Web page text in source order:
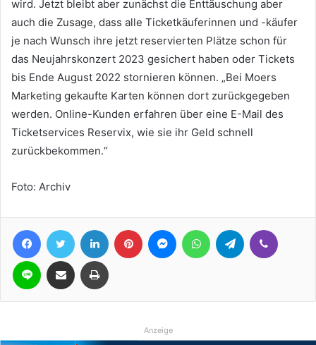
wird. Jetzt bleibt aber zunächst die Enttäuschung aber
auch die Zusage, dass alle Ticketkäuferinnen und -käufer
je nach Wunsch ihre jetzt reservierten Plätze schon für
das Neujahrskonzert 2023 gesichert haben oder Tickets
bis Ende August 2022 stornieren können. „Bei Moers
Marketing gekaufte Karten können dort zurückgegeben
werden. Online-Kunden erfahren über eine E-Mail des
Ticketservices Reservix, wie sie ihr Geld schnell
zurückbekommen.“
Foto: Archiv
FacebookTwitter LinkedIn Pinterest MessengerWhatsAppTelegram
Line Teile per E-Mail Drucken
Anzeige